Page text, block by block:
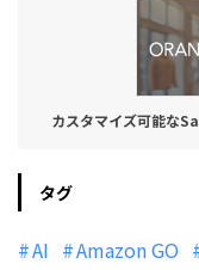
カスタマイズ可能な
タグ
AI Amazon GO